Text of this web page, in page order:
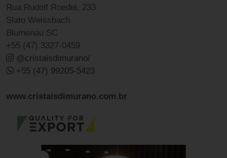
Rua Rudolf Roedel, 233
Slato Weissbach
Blumenau SC
+55 (47) 3327-0459
@cristaisdimurano/
+55 (47) 99205-5423
www.cristaisdimurano.com.br